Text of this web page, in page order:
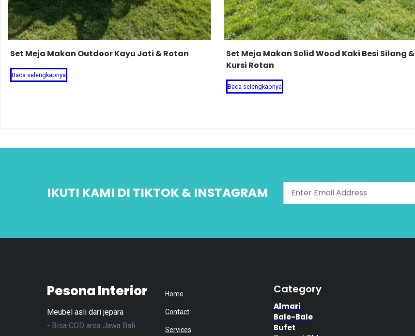
Set Meja Makan Outdoor Kayu Jati & Rotan
Baca selengkapnya
Set Meja Makan Solid Wood Kaki Besi Silang &
Kursi Rotan
Baca selengkapnya
IKUTI KAMI DI TIKTOK & INSTAGRAM
Pesona Interior
Meubel asli dari jepara
- Bisa COD area Jawa Bali
Home
Contact
Services
Category
Almari
Bale-Bale
Bufet